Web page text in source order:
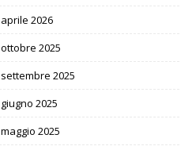
aprile 2026
ottobre 2025
settembre 2025
giugno 2025
maggio 2025